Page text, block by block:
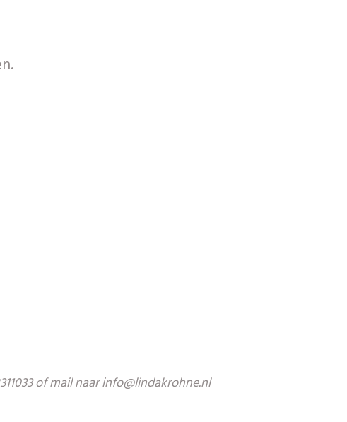
of mail naar info@lindakrohne.nl